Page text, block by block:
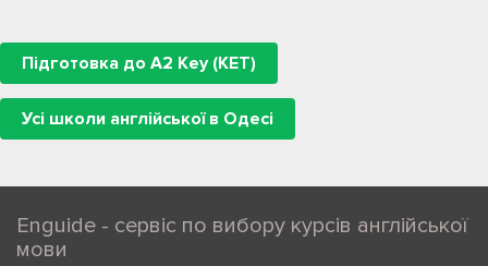
Підготовка до A2 Key (KET)
Усі школи англійської в Одесі
Enguide - сервіс по вибору курсів англійської
мови